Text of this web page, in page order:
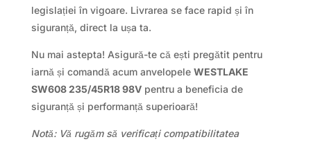
legislației în vigoare. Livrarea se face rapid și în
siguranță, direct la ușa ta.
Nu mai astepta! Asigură-te că ești pregătit pentru
iarnă și comandă acum anvelopele WESTLAKE
SW608 235/45R18 98Vpentru a beneficia de
siguranță și performanță superioară!
Notă: Vă rugăm să verificați compatibilitatea